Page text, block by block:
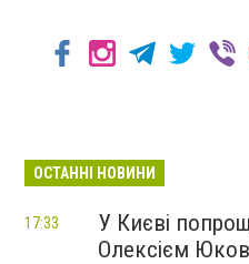
ОСТАННІ НОВИНИ
У Києві
Олексієм
17:33